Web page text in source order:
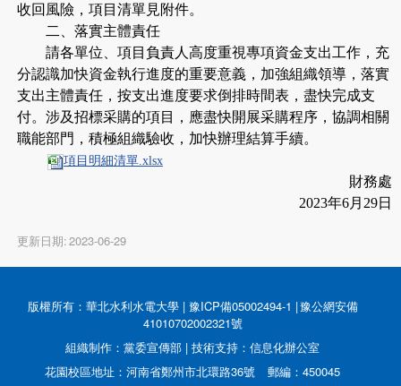
收回風險，項目清單見附件。
二、落實主體責任
請各單位、項目負責人高度重視專項資金支出工作，充
分認識加快資金執行進度的重要意義，加強組織領導，落實
支出主體責任，按支出進度要求倒排時間表，盡快完成支
付。涉及招標采購的項目，應盡快開展采購程序，協調相關
職能部門，積極組織驗收，加快辦理結算手續。
項目明細清單.xlsx
財務處
2023年6月29日
更新日期:2023-06-29
版權所有：華北水利水電大學 | 豫ICP備05002494-1 |豫公網安備
41010702002321號
組織制作：黨委宣傳部 | 技術支持：信息化辦公室
花園校區地址：河南省鄭州市北環路36號 郵編：450045